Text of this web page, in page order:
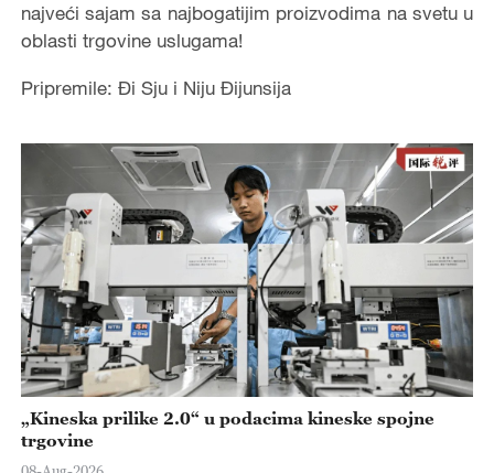
najveći sajam sa najbogatijim proizvodima na svetu u
oblasti trgovine uslugama!
Pripremile: Đi Sju i Niju Đijunsija
„Kineska prilike 2.0“ u podacima kineske spojne
trgovine